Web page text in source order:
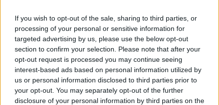
If you wish to opt-out of the sale, sharing to third parties, or
processing of your personal or sensitive information for
targeted advertising by us, please use the below opt-out
section to confirm your selection. Please note that after your
opt-out request is processed you may continue seeing
interest-based ads based on personal information utilized by
us or personal information disclosed to third parties prior to
your opt-out. You may separately opt-out of the further
disclosure of your personal information by third parties on the